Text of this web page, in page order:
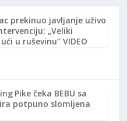
prekinuo javljanje uživo
„Veliki
u ruševinu“ VIDEO
Pike čeka BEBU sa
potpuno slomljena